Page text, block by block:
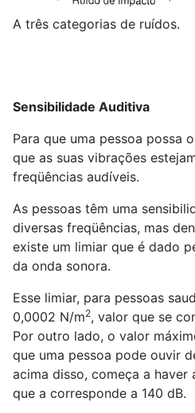
A três categorias de ruídos.
Sensibilidade Auditiva
Para que uma pessoa possa
que as suas vibrações
freqüências audíveis.
As pessoas têm uma
diversas freqüências, mas
existe um limiar que é dado
da onda sonora.
Esse limiar, para pessoas
0,0002 N/m2, valor que se
Por outro lado, o valor
que uma pessoa pode ouvir
acima disso, começa a haver
que a corresponde a 140 dB.